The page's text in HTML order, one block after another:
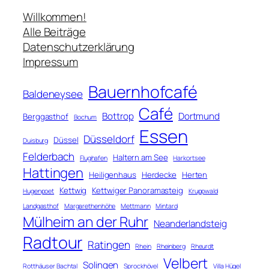
c
h
e
n
Willkommen!
Alle Beiträge
Datenschutzerklärung
Impressum
Baldeneysee Bauernhofcafé
Berggasthof Bochum Bottrop Café Dortmund
Duisburg Düssel Düsseldorf Essen
Felderbach Flughafen Haltern am See Harkortsee
Hattingen Heiligenhaus Herdecke Herten
Hugenpoet Kettwig Kettwiger Panoramasteig
Kruppwald
Landgasthof
Margarethenhöhe Mettmann Mintard
Mülheim an der Ruhr Neanderlandsteig
Radtour Ratingen Rhein Rheinberg Rheurdt
Rotthäuser Bachtal Solingen Sprockhövel Velbert Villa Hügel